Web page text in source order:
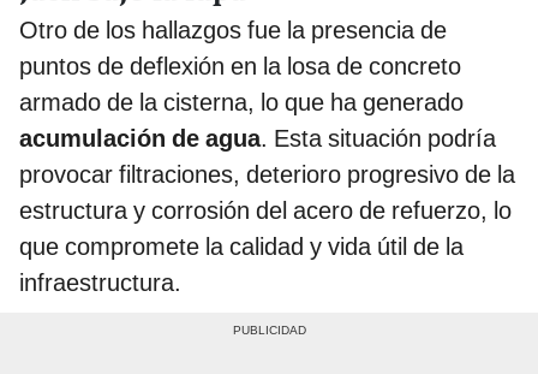
Otro de los hallazgos fue la presencia de
puntos de deflexión en la losa de concreto
armado de la cisterna, lo que ha generado
acumulación de agua. Esta situación podría
provocar filtraciones, deterioro progresivo de la
estructura y corrosión del acero de refuerzo, lo
que compromete la calidad y vida útil de la
infraestructura.